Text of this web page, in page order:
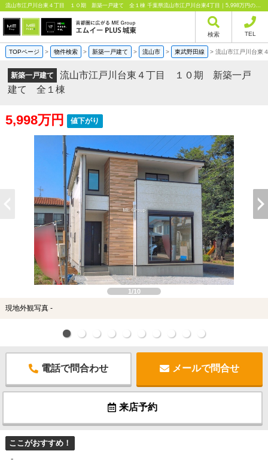
流山市江戸川台東４丁目 １０期 新築一戸建て 全１棟 千葉県流山市江戸川台東4丁目｜5,998万円の新築一戸建て｜分譲住宅や新築物件｜エムイーPLUS城東株式会社
検索 TEL
TOPページ > 物件検索 > 新築一戸建て > 流山市 > 東武野田線 > 流山市江戸川台
新築一戸建て
流山市江戸川台東４丁目 １０期 新築一戸
建て 全１棟
5,998万円 値下がり
1/10
現地外観写真 -
電話で問合わせ メールで問合せ
来店予約
ここがおすすめ！
-